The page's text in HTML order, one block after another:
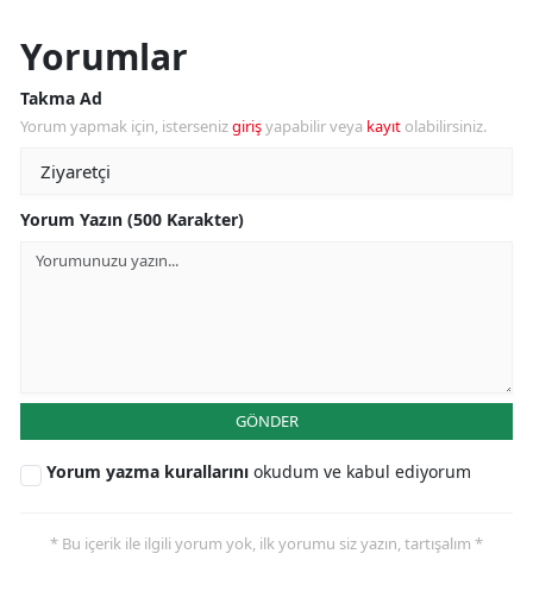
Yorumlar
Takma Ad
Yorum yapmak için, istersenizgirişyapabilir veya kayıt olabilirsiniz.
Yorum Yazın (500 Karakter)
GÖNDER
Yorum yazma kurallarını okudum ve kabul ediyorum
* Bu içerik ile ilgili yorum yok, ilk yorumu siz yazın, tartışalım *